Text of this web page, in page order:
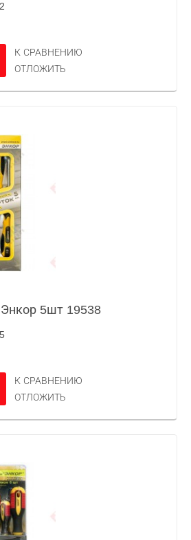
К СРАВНЕНИЮ
ОТЛОЖИТЬ
5шт 19538
К СРАВНЕНИЮ
ОТЛОЖИТЬ